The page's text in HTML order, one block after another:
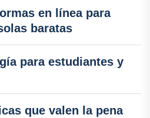
en línea para
baratas
para estudiantes y
que valen la pena